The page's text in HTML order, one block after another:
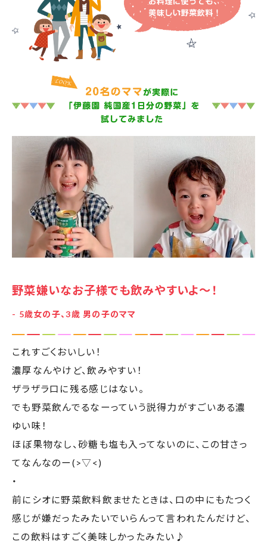
野菜嫌いなお子様でも飲みやすいよ〜！
- 5歳女の子、3歳 男の子のママ
これすごくおいしい！
濃厚なんやけど、飲みやすい！
ザラザラ口に残る感じはない。
でも野菜飲んでるなーっていう説得力がすごいある濃
ゆい味！
ほぼ果物なし、砂糖も塩も入ってないのに、この甘さっ
てなんなのー(>▽<)
・
前にシオに野菜飲料飲ませたときは、口の中にもたつく
感じが嫌だったみたいでいらんって言われたんだけど、
この飲料はすごく美味しかったみたい♪